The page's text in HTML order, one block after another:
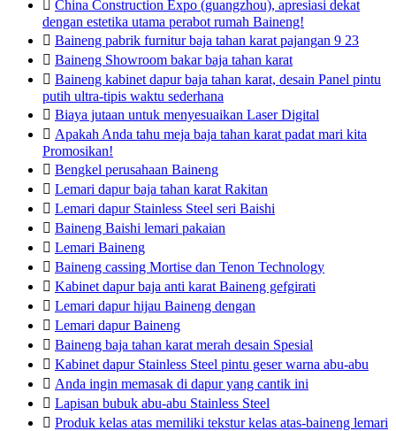
China Construction Expo (guangzhou), apresiasi dekat
dengan estetika utama perabot rumah Baineng!
 Baineng pabrik furnitur baja tahan karat pajangan 9 23
 Baineng Showroom bakar baja tahan karat
 Baineng kabinet dapur baja tahan karat, desain Panel pintu
putih ultra-tipis waktu sederhana
 Biaya jutaan untuk menyesuaikan Laser Digital
 Apakah Anda tahu meja baja tahan karat padat mari kita
Promosikan!
 Bengkel perusahaan Baineng
 Lemari dapur baja tahan karat Rakitan
 Lemari dapur Stainless Steel seri Baishi
 Baineng Baishi lemari pakaian
 Lemari Baineng
 Baineng cassing Mortise dan Tenon Technology
 Kabinet dapur baja anti karat Baineng gefgirati
 Lemari dapur hijau Baineng dengan
 Lemari dapur Baineng
 Baineng baja tahan karat merah desain Spesial
 Kabinet dapur Stainless Steel pintu geser warna abu-abu
 Anda ingin memasak di dapur yang cantik ini
 Lapisan bubuk abu-abu Stainless Steel
 Produk kelas atas memiliki tekstur kelas atas-baineng lemari